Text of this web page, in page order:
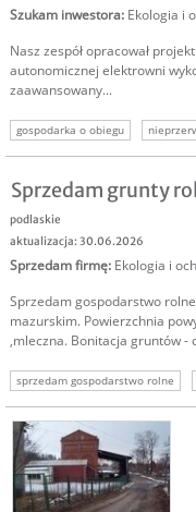
Szukam inwestora: Ekologia i
Nasz zespół opracował
autonomicznej elektrowni
zaawansowany...
gospodarka o obiegu
oszczędność biopaliwa
Sprzedam grunty
podlaskie
aktualizacja: 30.06.2026
Sprzedam firmę: Ekologia i
Sprzedam gospodarstwo
mazurskim. Powierzchnia
,mleczna. Bonitacja gruntów -
sprzedam gospodarstwo rolne
sprzedam nieruchomość rolną